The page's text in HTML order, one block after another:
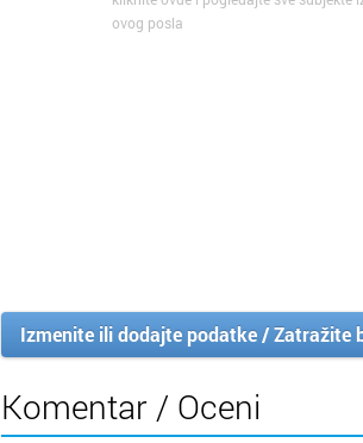
ovog posla
Izmenite ili dodajte podatke / Zatražite
Komentar / Oceni